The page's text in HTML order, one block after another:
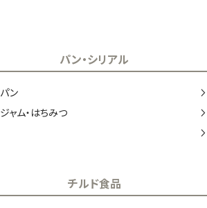
パン・シリアル
パン
ジャム・はちみつ
チルド食品